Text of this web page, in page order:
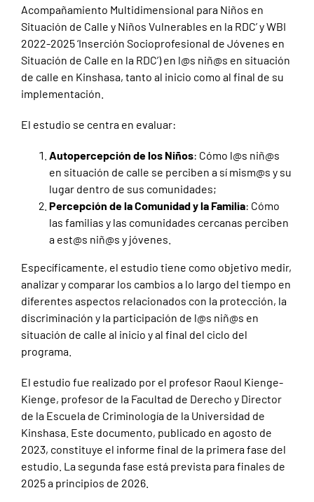
Acompañamiento Multidimensional para Niños en
Situación de Calle y Niños Vulnerables en la RDC’ y WBI
2022-2025 ‘Inserción Socioprofesional de Jóvenes en
Situación de Calle en la RDC’) en l@s niñ@s en situación
de calle en Kinshasa, tanto al inicio como al final de su
implementación.
El estudio se centra en evaluar:
Autopercepción de los Niños: Cómo l@s niñ@s
en situación de calle se perciben a sí mism@s y su
lugar dentro de sus comunidades;
Percepción de la Comunidad y la Familia: Cómo
las familias y las comunidades cercanas perciben
a est@s niñ@s y jóvenes.
Específicamente, el estudio tiene como objetivo medir,
analizar y comparar los cambios a lo largo del tiempo en
diferentes aspectos relacionados con la protección, la
discriminación y la participación de l@s niñ@s en
situación de calle al inicio y al final del ciclo del
programa.
El estudio fue realizado por el profesor Raoul Kienge-
Kienge, profesor de la Facultad de Derecho y Director
de la Escuela de Criminología de la Universidad de
Kinshasa. Este documento, publicado en agosto de
2023, constituye el informe final de la primera fase del
estudio. La segunda fase está prevista para finales de
2025 a principios de 2026.